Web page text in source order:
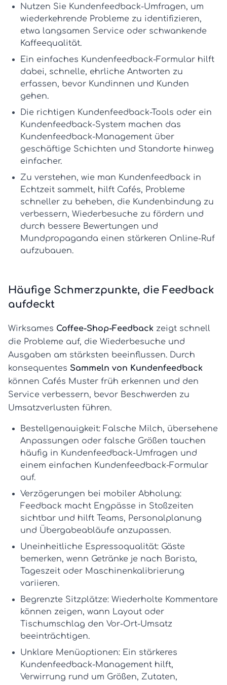
Nutzen Sie Kundenfeedback-Umfragen, um
wiederkehrende Probleme zu identifizieren,
etwa langsamen Service oder schwankende
Kaffeequalität.
Ein einfaches Kundenfeedback-Formular hilft
dabei, schnelle, ehrliche Antworten zu
erfassen, bevor Kundinnen und Kunden
gehen.
Die richtigen Kundenfeedback-Tools oder ein
Kundenfeedback-System machen das
Kundenfeedback-Management über
geschäftige Schichten und Standorte hinweg
einfacher.
Zu verstehen, wie man Kundenfeedback in
Echtzeit sammelt, hilft Cafés, Probleme
schneller zu beheben, die Kundenbindung zu
verbessern, Wiederbesuche zu fördern und
durch bessere Bewertungen und
Mundpropaganda einen stärkeren Online-Ruf
aufzubauen.
Häufige Schmerzpunkte, die Feedback
aufdeckt
Wirksames Coffee-Shop-Feedback zeigt schnell
die Probleme auf, die Wiederbesuche und
Ausgaben am stärksten beeinflussen. Durch
konsequentes Sammeln von Kundenfeedback
können Cafés Muster früh erkennen und den
Service verbessern, bevor Beschwerden zu
Umsatzverlusten führen.
Bestellgenauigkeit: Falsche Milch, übersehene
Anpassungen oder falsche Größen tauchen
häufig in Kundenfeedback-Umfragen und
einem einfachen Kundenfeedback-Formular
auf.
Verzögerungen bei mobiler Abholung:
Feedback macht Engpässe in Stoßzeiten
sichtbar und hilft Teams, Personalplanung
und Übergabeabläufe anzupassen.
Uneinheitliche Espressoqualität: Gäste
bemerken, wenn Getränke je nach Barista,
Tageszeit oder Maschinenkalibrierung
variieren.
Begrenzte Sitzplätze: Wiederholte Kommentare
können zeigen, wann Layout oder
Tischumschlag den Vor-Ort-Umsatz
beeinträchtigen.
Unklare Menüoptionen: Ein stärkeres
Kundenfeedback-Management hilft,
Verwirrung rund um Größen, Zutaten,